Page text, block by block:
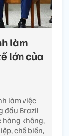
làm
lớn của
làm việc
đầu Brazil
hàng không,
chế biến,